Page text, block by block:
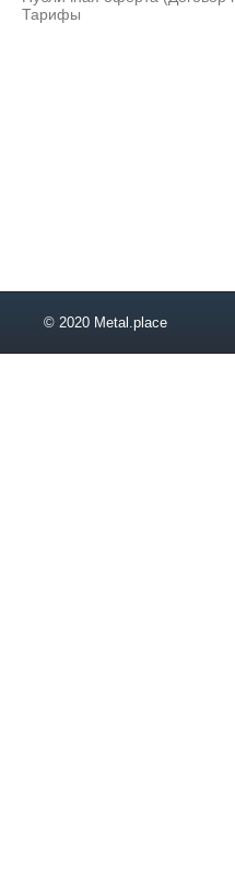
Тарифы
© 2020 Metal.place